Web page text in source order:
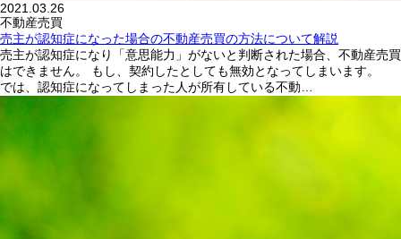
2021.03.26
不動産売買
売主が認知症になった場合の不動産売買の方法について解説
売主が認知症になり「意思能力」がないと判断された場合、不動産売買
はできません。 もし、契約したとしても無効となってしまいます。
では、認知症になってしまった人が所有している不動…